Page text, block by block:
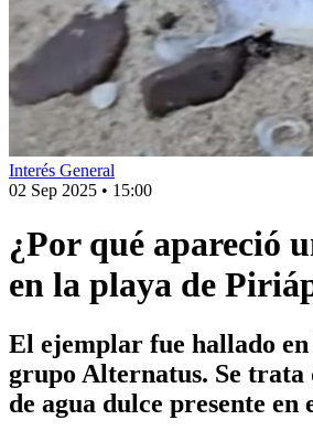
Interés General
02 Sep 2025 • 15:00
¿Por qué apareció
en la playa de
El ejemplar fue hallado
grupo Alternatus. Se trata
de agua dulce presente en